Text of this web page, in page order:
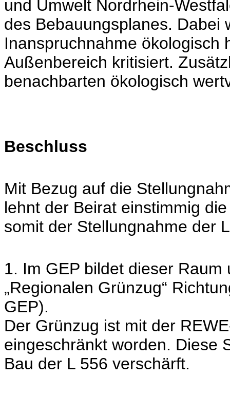
und Umwelt Nordrhein-
des Bebauungsplanes. Dabei
Inanspruchnahme ökologisch
Außenbereich kritisiert.
benachbarten ökologisch
Beschluss
Mit Bezug auf die
lehnt der Beirat einstimmig
somit der Stellungnahme der
1. Im GEP bildet dieser Raum
„Regionalen Grünzug“
GEP).
Der Grünzug ist mit der
eingeschränkt worden. Diese
Bau der L 556 verschärft.